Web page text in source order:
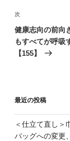
ー
シ
ョ
ン
次
の
投
稿
次
健康志向の前向
もすべてが呼吸
【155】
最近の投稿
＜仕立て直し＞
バッグへの変更